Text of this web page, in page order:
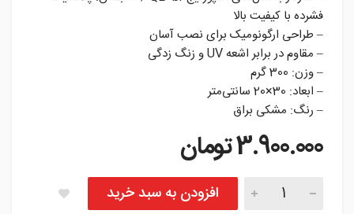
فشرده با کیفیت بالا
– طراحی ارگونومیک برای نصب آسان
– مقاوم در برابر اشعه UV و زنگ زدگی
– وزن: 300 گرم
– ابعاد: 30×20 سانتی‌متر
– رنگ: مشکی براق
3.900.000تومان
درب باک بیرونی اسپورتیج QL تعدادافزودن به سبد خرید